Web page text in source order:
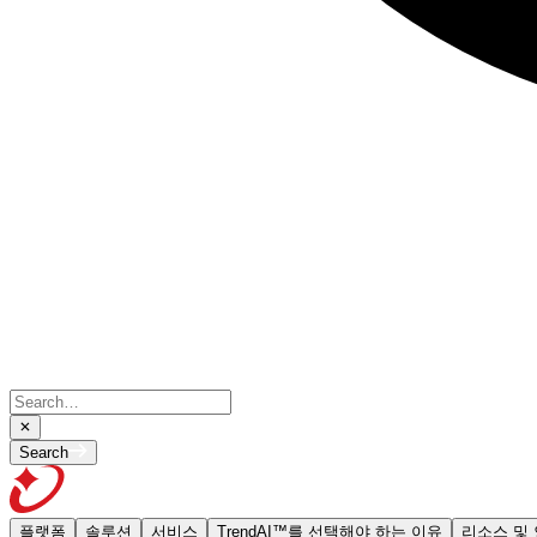
Search
플랫폼 솔루션 서비스 TrendAI™를 선택해야 하는 이유 리소스 및